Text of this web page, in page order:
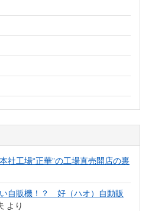
社工場“正華”の工場直売開店の裏
自販機！？ 好（ハオ）自動販
より